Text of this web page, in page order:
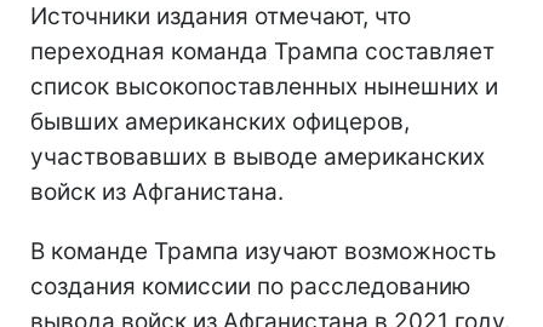
Источники издания отмечают, что
переходная команда Трампа составляет
список высокопоставленных нынешних и
бывших американских офицеров,
участвовавших в выводе американских
войск из Афганистана.
В команде Трампа изучают возможность
создания комиссии по расследованию
вывода войск из Афганистана в 2021 году.